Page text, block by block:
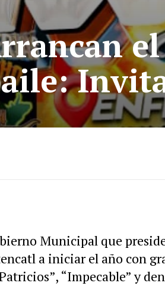
Municipal que
a iniciar el año con
“Impecable” y